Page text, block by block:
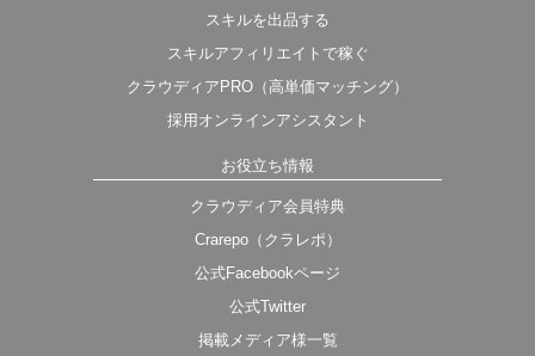
スキルを出品する
スキルアフィリエイトで稼ぐ
クラウディアPRO（高単価マッチング）
採用オンラインアシスタント
お役立ち情報
クラウディア会員特典
Crarepo（クラレポ）
公式Facebookページ
公式Twitter
掲載メディア様一覧